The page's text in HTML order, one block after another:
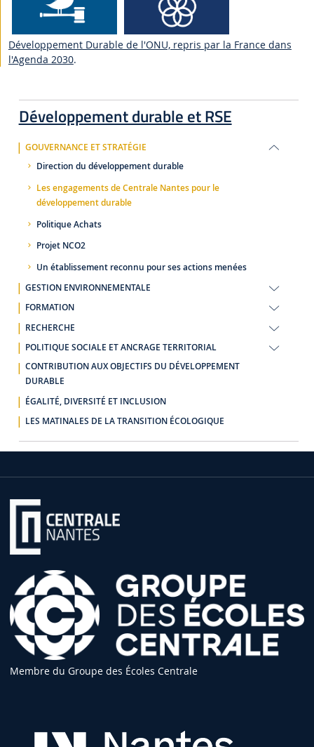
Développement durable et RSE
GOUVERNANCE ET STRATÉGIE
Direction du développement durable
Les engagements de Centrale Nantes pour le
développement durable
Politique Achats
Projet NCO2
Un établissement reconnu pour ses actions menées
GESTION ENVIRONNEMENTALE
FORMATION
RECHERCHE
POLITIQUE SOCIALE ET ANCRAGE TERRITORIAL
CONTRIBUTION AUX OBJECTIFS DU DÉVELOPPEMENT
DURABLE
ÉGALITÉ, DIVERSITÉ ET INCLUSION
LES MATINALES DE LA TRANSITION ÉCOLOGIQUE
Développement Durable de l'ONU, repris par la France dans
l'Agenda 2030.
Membre du Groupe des Écoles Centrale